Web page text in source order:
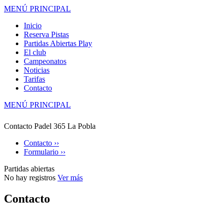
MENÚ PRINCIPAL
Inicio
Reserva Pistas
Partidas Abiertas Play
El club
Campeonatos
Noticias
Tarifas
Contacto
MENÚ PRINCIPAL
Contacto Padel 365 La Pobla
Contacto ››
Formulario ››
Partidas abiertas
No hay registros Ver más
Contacto